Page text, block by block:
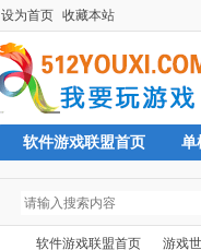
设为首页 收藏本站
软件游戏联盟首页 单
软件游戏联盟首页 游戏